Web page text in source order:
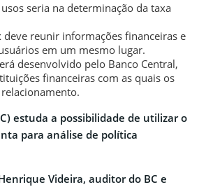
seria na determinação da taxa
deve reunir informações financeiras e
em um mesmo lugar.
desenvolvido pelo Banco Central,
financeiras com as quais os
estuda a possibilidade de utilizar o
para análise de política
Videira, auditor do BC e